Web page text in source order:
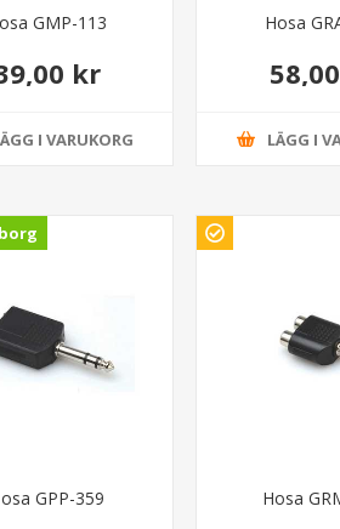
GMP-113
kr
I VARUKORG
Hosa
LÄGG I
GPP-359 Hosa